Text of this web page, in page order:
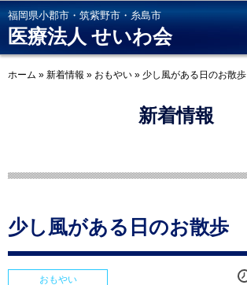
福岡県小郡市・筑紫野市・糸島市
医療法人 せいわ会
ホーム » 新着情報 » おもやい » 少し風がある日のお散歩
新着情報
少し風がある日のお散歩
おもやい